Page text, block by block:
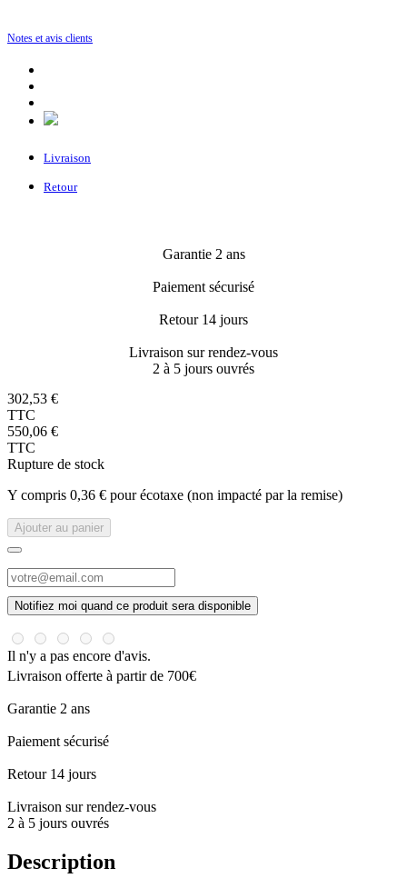
Notes et avis clients
Livraison
Retour
Garantie 2 ans
Paiement sécurisé
Retour 14 jours
Livraison sur rendez-vous
2 à 5 jours ouvrés
302,53 €
TTC
550,06 €
TTC
Rupture de stock
Y compris 0,36 € pour écotaxe (non impacté par la remise)
Ajouter au panier
Notifiez moi quand ce produit sera disponible
Il n'y a pas encore d'avis.
Livraison offerte à partir de 700€
Garantie 2 ans
Paiement sécurisé
Retour 14 jours
Livraison sur rendez-vous
2 à 5 jours ouvrés
Description